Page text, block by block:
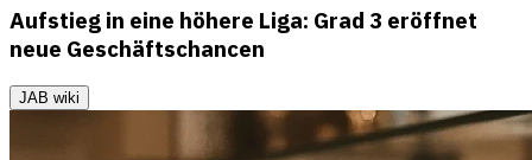
Aufstieg in eine höhere Liga: Grad 3 eröffnet
neue Geschäftschancen
JAB wiki